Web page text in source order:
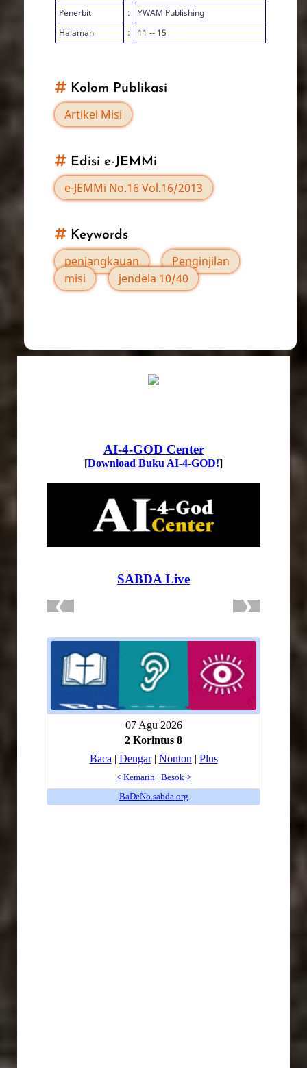
Penerbit :
YWAM Publishing
Halaman
: 11 -- 15
Kolom Publikasi
Artikel Misi
Edisi e-JEMMi
e-JEMMi No.16 Vol.16/2013
Keywords
penjangkauan
Penginjilan
misi
jendela 10/40